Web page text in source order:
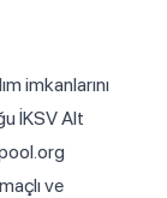
imkanlarını
İKSV Alt
ve